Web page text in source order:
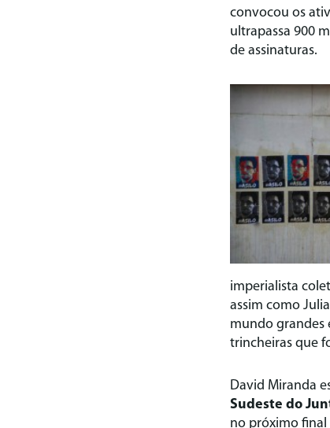
convocou os
ultrapassa 900
de assinaturas.
imperialista
assim como
mundo grandes
trincheiras que
David Miranda
Sudeste do
no próximo final